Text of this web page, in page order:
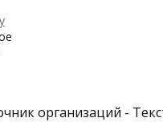
организаций -